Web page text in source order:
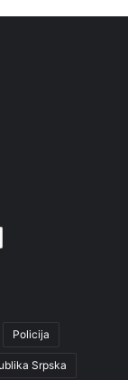
Policija
Srpska